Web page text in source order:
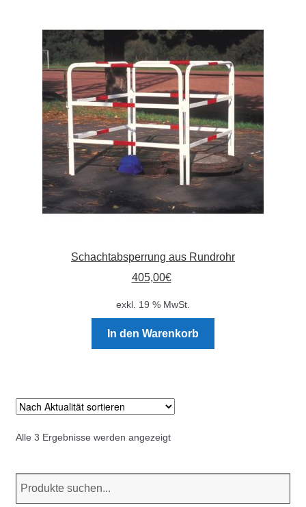
Schachtabsperrung aus Rundrohr
405,00€
exkl. 19 % MwSt.
In den Warenkorb
Alle 3 Ergebnisse werden angezeigtNach